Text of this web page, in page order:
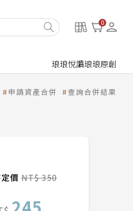
0
琅琅悅讀琅琅原創
申請資產合併 查詢合併結果
定價NT$ 350